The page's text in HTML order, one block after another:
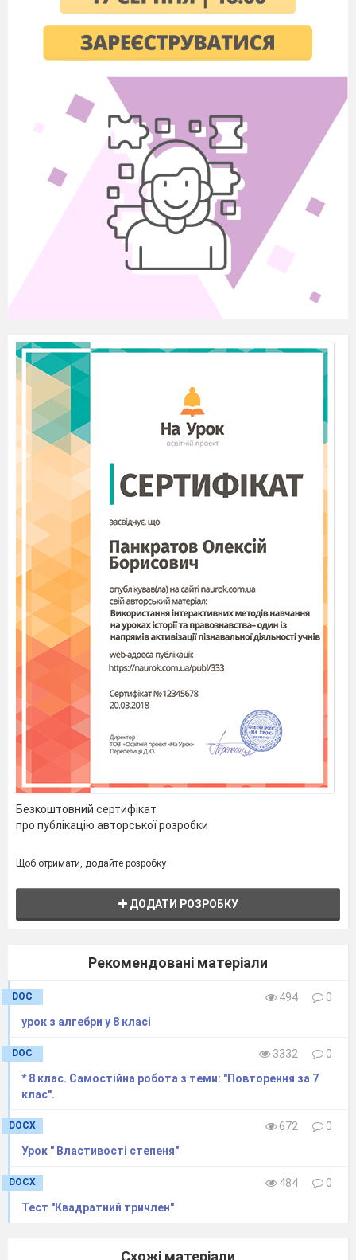
Безкоштовний сертифікат
про публікацію авторської розробки
Щоб отримати, додайте розробку
ДОДАТИ РОЗРОБКУ
Рекомендовані матеріали
DOC 494
0
урок з алгебри у 8 класі
DOC 3332
0
* 8 клас. Самостійна робота з теми: "Повторення за 7
клас".
DOCX 672
0
Урок " Властивості степеня"
DOCX 484
0
Тест "Квадратний тричлен"
Схожі матеріали